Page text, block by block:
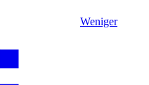
Weniger